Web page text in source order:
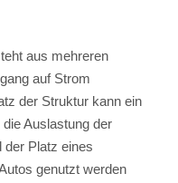
aus mehreren
auf Strom
der Struktur kann ein
Auslastung der
Platz eines
genutzt werden